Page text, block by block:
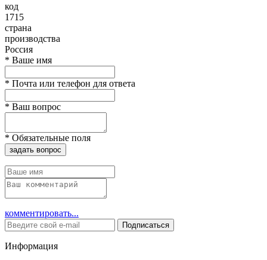
код
1715
страна
производства
Россия
* Ваше имя
* Почта или телефон для ответа
* Ваш вопрос
* Обязательные поля
задать вопрос
комментировать...
Подписаться
Информация